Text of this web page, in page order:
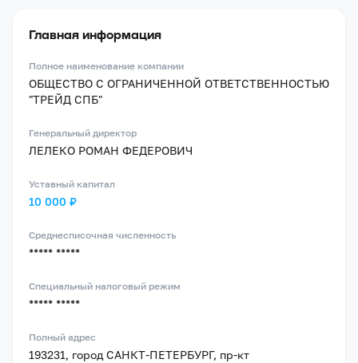
Главная информация
Полное наименование компании
ОБЩЕСТВО С ОГРАНИЧЕННОЙ ОТВЕТСТВЕННОСТЬЮ
"ТРЕЙД СПБ"
Генеральный директор
ЛЕЛЕКО РОМАН ФЕДЕРОВИЧ
Уставный капитал
10 000 ₽
Среднесписочная численность
***** *****
Специальный налоговый режим
***** *****
Полный адрес
193231, город САНКТ-ПЕТЕРБУРГ, пр-кт